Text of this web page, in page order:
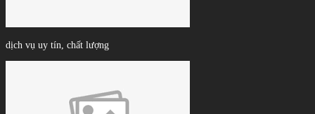
dịch vụ uy tín, chất lượng